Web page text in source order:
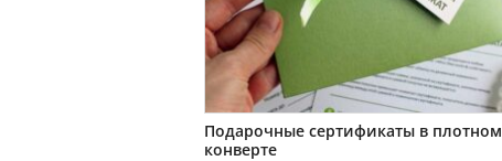
Подарочные сертификаты в плотном
конверте